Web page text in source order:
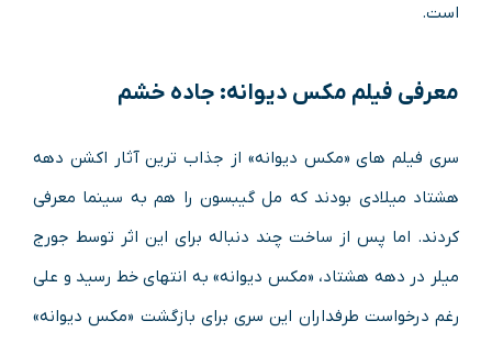
است.
معرفی فیلم مکس دیوانه: جاده خشم
سری فیلم های «مکس دیوانه» از جذاب ترین آثار اکشن دهه
هشتاد میلادی بودند که مل گیبسون را هم به سینما معرفی
کردند. اما پس از ساخت چند دنباله برای این اثر توسط جورج
میلر در دهه هشتاد، «مکس دیوانه» به انتهای خط رسید و علی
رغم درخواست طرفداران این سری برای بازگشت «مکس دیوانه»